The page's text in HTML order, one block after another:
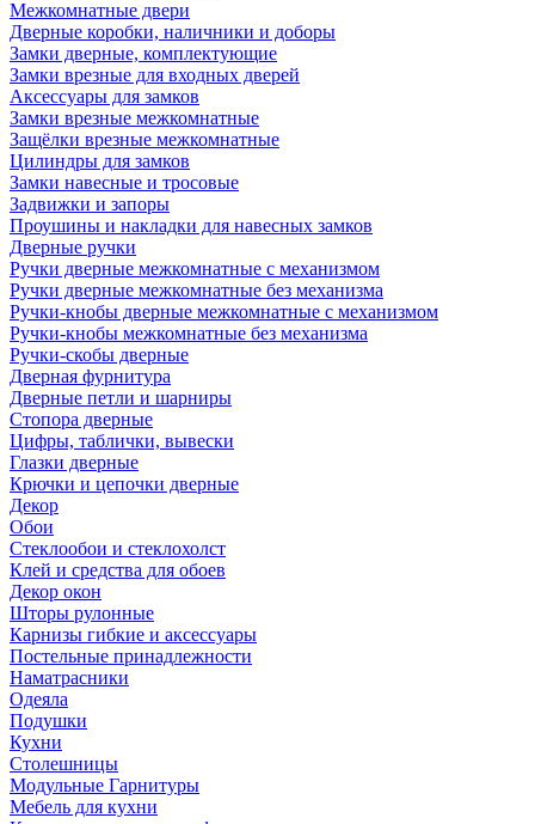
Межкомнатные двери
Дверные коробки, наличники и доборы
Замки дверные, комплектующие
Замки врезные для входных дверей
Аксессуары для замков
Замки врезные межкомнатные
Защёлки врезные межкомнатные
Цилиндры для замков
Замки навесные и тросовые
Задвижки и запоры
Проушины и накладки для навесных замков
Дверные ручки
Ручки дверные межкомнатные с механизмом
Ручки дверные межкомнатные без механизма
Ручки-кнобы дверные межкомнатные с механизмом
Ручки-кнобы межкомнатные без механизма
Ручки-скобы дверные
Дверная фурнитура
Дверные петли и шарниры
Стопора дверные
Цифры, таблички, вывески
Глазки дверные
Крючки и цепочки дверные
Декор
Обои
Стеклообои и стеклохолст
Клей и средства для обоев
Декор окон
Шторы рулонные
Карнизы гибкие и аксессуары
Постельные принадлежности
Наматрасники
Одеяла
Подушки
Кухни
Столешницы
Модульные Гарнитуры
Мебель для кухни